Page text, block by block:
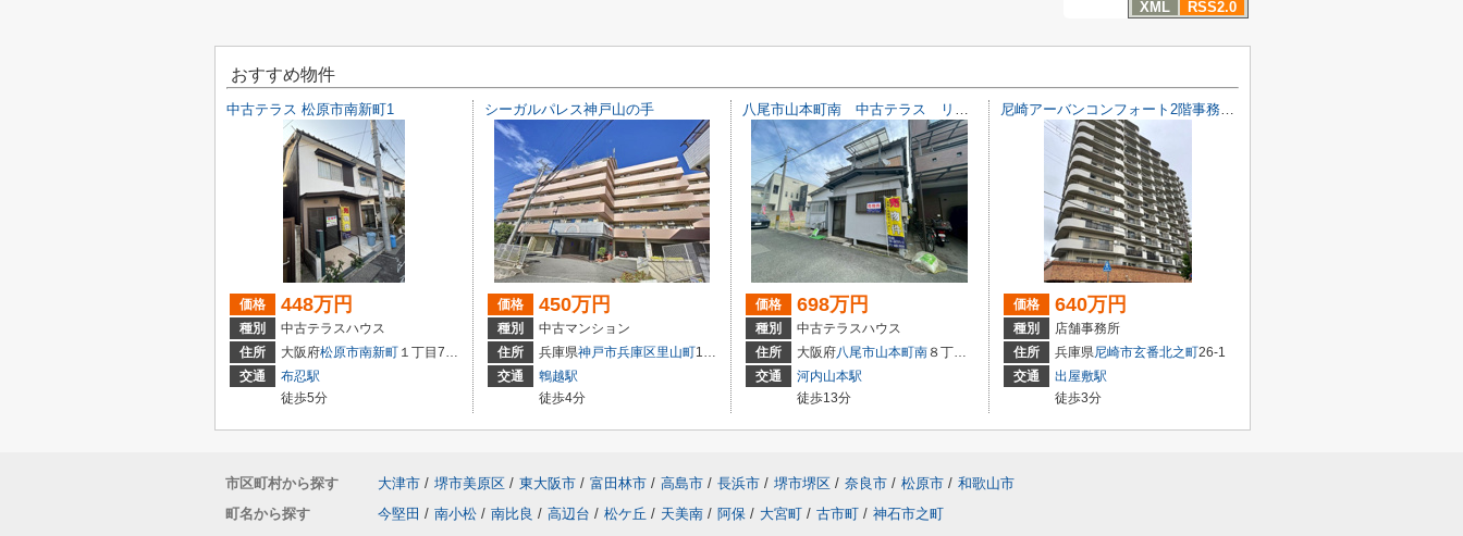
XML
RSS2.0
おすすめ物件
中古テラス 松原市南新町1
価格 448万円
種別
中古テラスハウス
住所
大阪府松原市南新町 １丁目7-22
交通
布忍駅
徒歩5分
シーガルパレス神戸山の手
価格 450万円
種別
中古マンション
住所
兵庫県神戸市兵庫区里山町1-46
交通
鵯越駅
徒歩4分
八尾市山本町南 中古テラス リフォームしました！
価格 698万円
種別
中古テラスハウス
住所
大阪府八尾市山本町南 ８丁目16-23
交通
河内山本駅
徒歩13分
尼崎アーバンコンフォート2階事務所 オーナーチェンジ物件
価格 640万円
種別
店舗事務所
住所
兵庫県尼崎市玄番北之町26-1
交通
出屋敷駅
徒歩3分
市区町村から探す 大津市 / 堺市美原区 / 東大阪市 / 富田林市 / 高島市 / 長浜市 / 堺市堺区 / 奈良市 / 松原市 / 和歌山市
町名から探す
今堅田 / 南小松 / 南比良 / 高辺台 / 松ケ丘 / 天美南 / 阿保 / 大宮町 / 古市町 / 神石市之町